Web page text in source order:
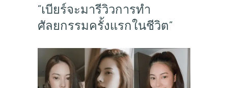
“เบียร์จะมารีวิวการทำ
ศัลยกรรมครั้งแรกในชีวิต”